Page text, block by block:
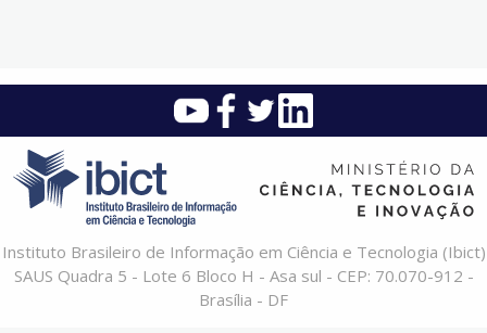
Instituto Brasileiro de Informação em Ciência e Tecnologia (Ibict)
SAUS Quadra 5 - Lote 6 Bloco H - Asa sul - CEP: 70.070-912 -
Brasília - DF